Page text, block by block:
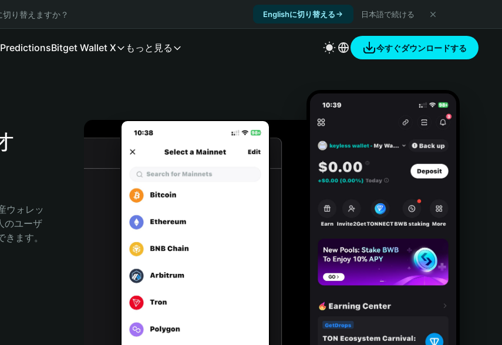
切り替えますか？ Englishに切り替える 日本語で続ける
PredictionsBitget Wallet X もっと見る 今すぐダウンロードする
ウォレッ
のユーザ
ます。